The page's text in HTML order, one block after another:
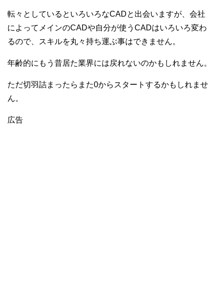
転々としているといろいろなCADと出会いますが、会社
によってメインのCADや自分が使うCADはいろいろ変わ
るので、スキルを丸々持ち運ぶ事はできません。
年齢的にもう昔居た業界には戻れないのかもしれません。
ただ切羽詰まったらまた0からスタートするかもしれませ
ん。
広告